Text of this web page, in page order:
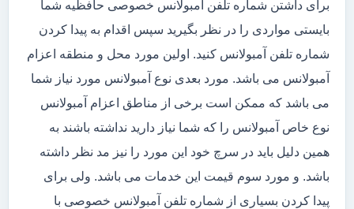
برای داشتن شماره تلفن آمبولانس خصوصی حافظیه شما
بایستی مواردی را در نظر بگیرید سپس اقدام به پیدا کردن
شماره تلفن آمبولانس کنید. اولین مورد محل و منطقه اعزام
آمبولانس می باشد. مورد بعدی نوع آمبولانس مورد نیاز شما
می باشد که ممکن است برخی از مناطق اعزام آمبولانس
نوع خاص آمبولانس را که شما نیاز دارید نداشته باشند به
همین دلیل باید در سرچ خود این مورد را نیز مد نظر داشته
باشد. و مورد سوم قیمت این خدمات می باشد. ولی برای
پیدا کردن بسیاری از شماره تلفن آمبولانس خصوصی با